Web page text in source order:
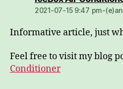
2021-07-15 9:47 pm-(e)an
Informative article, just
Feel free to visit my blog
Conditioner